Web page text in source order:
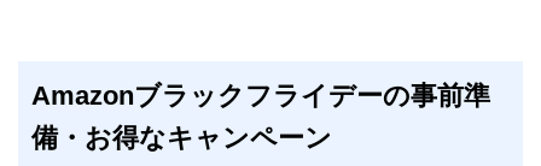
Amazonブラックフライデーの事前準
備・お得なキャンペーン